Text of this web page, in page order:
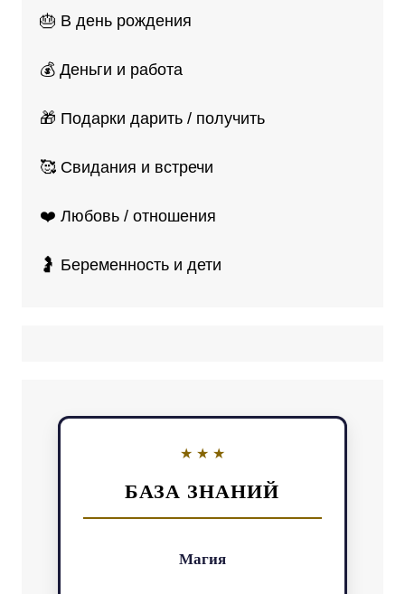
🎂 В день рождения
💰 Деньги и работа
🎁 Подарки дарить / получить
🥰 Свидания и встречи
❤️ Любовь / отношения
🤰 Беременность и дети
БАЗА ЗНАНИЙ
Магия